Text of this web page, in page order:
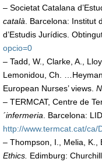
– Societat Catalana
català. Barcelona: Institut
d’Estudis Jurídics.
opcio=0
– Tadd, W., Clarke, A.,
Lemonidou, Ch.
European Nurses’ views.
– TERMCAT, Centre de
´infermeria. Barcelona:
http://www.termcat.cat/ca/
– Thompson, I., Melia, K.,
Ethics. Edimburg: